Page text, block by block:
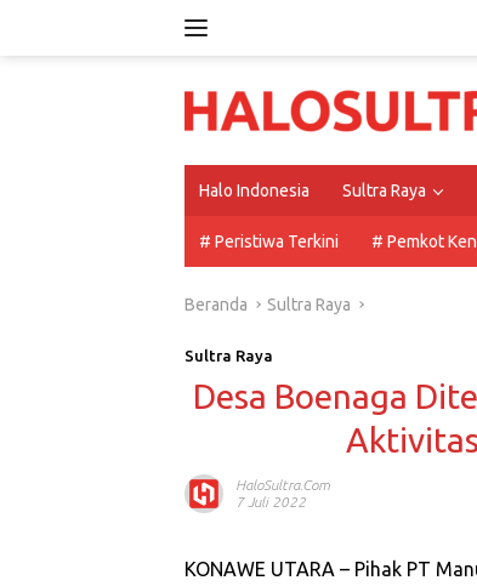
Halo Indonesia Sultra Raya
# Peristiwa Terkini # Pemkot
Beranda Sultra Raya
Sultra Raya
Desa Boenaga
HaloSultra.com
7 Juli 2022
KONAWE UTARA – Pihak PT